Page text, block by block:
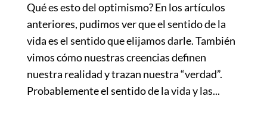
Qué es esto del optimismo? En los artículos
anteriores, pudimos ver que el sentido de la
vida es el sentido que elijamos darle. También
vimos cómo nuestras creencias definen
nuestra realidad y trazan nuestra “verdad”.
Probablemente el sentido de la vida y las...